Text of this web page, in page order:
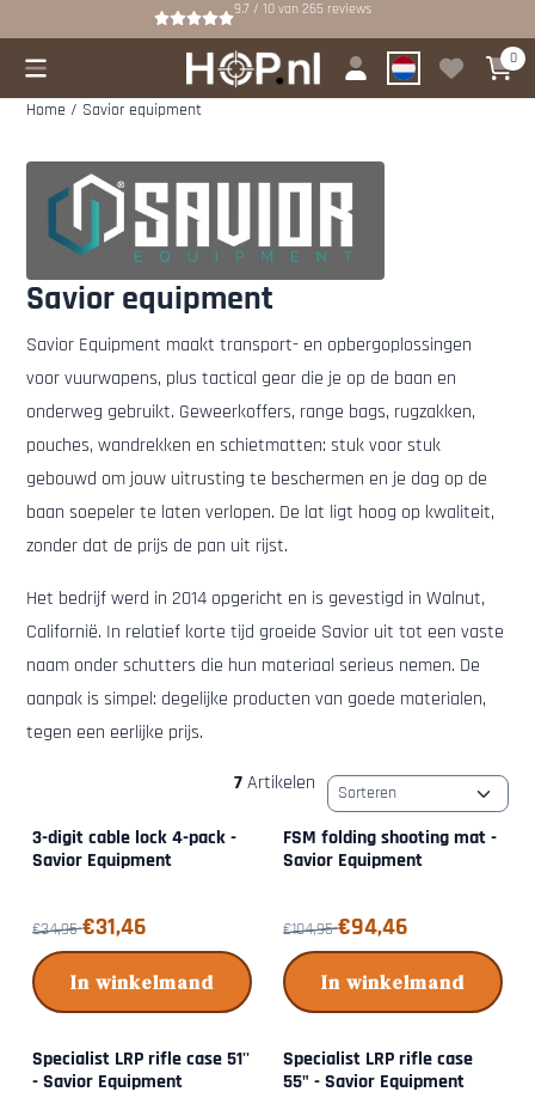
Cookievoorkeuren zijn beschikbaar. Kies instellingen of sta alle
9.7 / 10 van265 reviews
0
Home / Savior equipment
Savior equipment
Savior Equipment maakt transport- en opbergoplossingen
voor vuurwapens, plus tactical gear die je op de baan en
onderweg gebruikt. Geweerkoffers, range bags, rugzakken,
pouches, wandrekken en schietmatten: stuk voor stuk
gebouwd om jouw uitrusting te beschermen en je dag op de
baan soepeler te laten verlopen. De lat ligt hoog op kwaliteit,
zonder dat de prijs de pan uit rijst.
Het bedrijf werd in 2014 opgericht en is gevestigd in Walnut,
Californië. In relatief korte tijd groeide Savior uit tot een vaste
naam onder schutters die hun materiaal serieus nemen. De
aanpak is simpel: degelijke producten van goede materialen,
tegen een eerlijke prijs.
7Artikelen Sorteermethode
3-digit cable lock 4-pack -
Savior Equipment
Van 34,95 voor 31,46
€34,95€31,46
In winkelmand
FSM folding shooting mat -
Savior Equipment
Van 104,95 voor 94,46
€104,95€94,46
In winkelmand
Specialist LRP rifle case 51''
- Savior Equipment
Specialist LRP rifle case
55" - Savior Equipment